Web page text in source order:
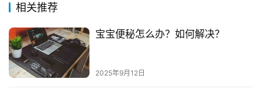
区
相关推荐
宝宝便秘怎么办？如何解决？
2025年9月12日